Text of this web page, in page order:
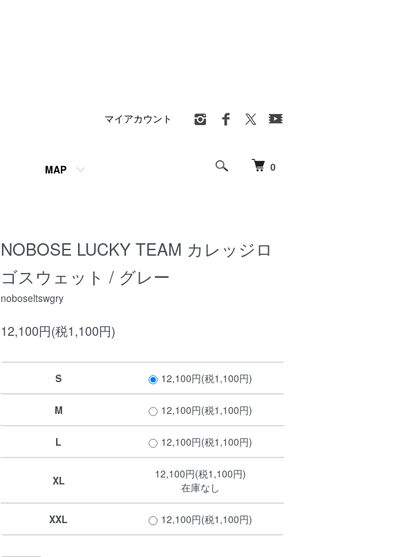
0
MAP
マイアカウント
NOBOSE LUCKY TEAM カレッジロ
ゴスウェット / グレー
noboseltswgry
12,100円(税1,100円)
S 12,100円(税1,100円)
M 12,100円(税1,100円)
L 12,100円(税1,100円)
XL
12,100円(税1,100円)
在庫なし
XXL 12,100円(税1,100円)